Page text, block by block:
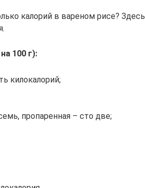
калорий в вареном рисе? Здесь
100 г):
килокалорий;
пропаренная – сто две;